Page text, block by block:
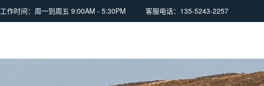
工作时间：周一到周五 9:00AM - 5:30PM 客服电话：135-5243-2257